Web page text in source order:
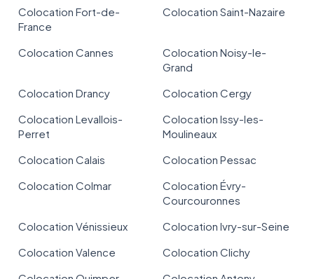
Colocation Fort-de-
France
Colocation Saint-Nazaire
Colocation Cannes
Colocation Noisy-le-
Grand
Colocation Drancy
Colocation Cergy
Colocation Levallois-
Perret
Colocation Issy-les-
Moulineaux
Colocation Calais
Colocation Pessac
Colocation Colmar
Colocation Évry-
Courcouronnes
Colocation Vénissieux
Colocation Ivry-sur-Seine
Colocation Valence
Colocation Clichy